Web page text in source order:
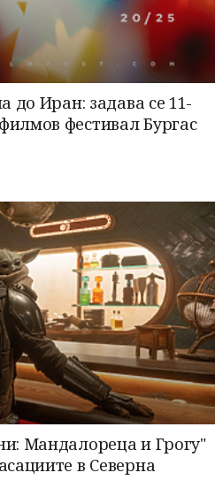
до Иран: задава се 11-
фестивал Бургас
Мандалореца и Грогу"
в Северна